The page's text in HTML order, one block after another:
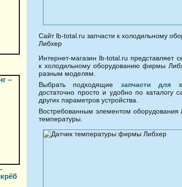
Сайт lb-total.ru запчасти к холодильному
Либхер
Интернет-магазин lb-total.ru представляет
к холодильному оборудованию фирмы
разным моделям.
Выбрать подходящие запчасти для
достаточно просто и удобно по каталогу
других параметров устройства.
Востребованным элементом оборудования
температуры.